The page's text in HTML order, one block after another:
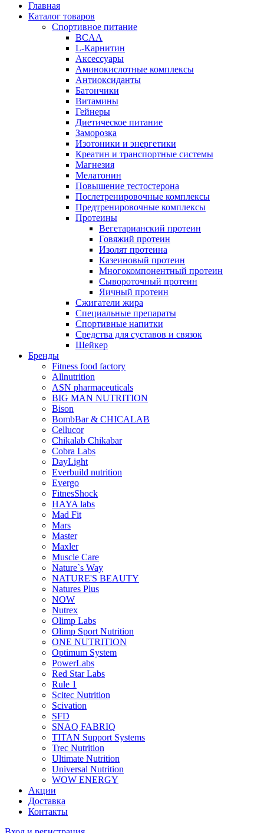
Главная
Каталог товаров
Спортивное питание
BCAA
L-Карнитин
Аксессуары
Аминокислотные комплексы
Антиоксиданты
Батончики
Витамины
Гейнеры
Диетическое питание
Заморозка
Изотоники и энергетики
Креатин и транспортные системы
Магнезия
Мелатонин
Повышение тестостерона
Послетренировочные комплексы
Предтренировочные комплексы
Протеины
Вегетарианский протеин
Говяжий протеин
Изолят протеина
Казеиновый протеин
Многокомпонентный протеин
Сывороточный протеин
Яичный протеин
Сжигатели жира
Специальные препараты
Спортивные напитки
Средства для суставов и связок
Шейкер
Бренды
Fitness food factory
Allnutrition
ASN pharmaceuticals
BIG MAN NUTRITION
Bison
BombBar & CHICALAB
Cellucor
Chikalab Chikabar
Cobra Labs
DayLight
Everbuild nutrition
Evergo
FitnesShock
HAYA labs
Mad Fit
Mars
Master
Maxler
Muscle Care
Nature`s Way
NATURE'S BEAUTY
Natures Plus
NOW
Nutrex
Olimp Labs
Olimp Sport Nutrition
ONE NUTRITION
Optimum System
PowerLabs
Red Star Labs
Rule 1
Scitec Nutrition
Scivation
SFD
SNAQ FABRIQ
TITAN Support Systems
Trec Nutrition
Ultimate Nutrition
Universal Nutrition
WOW ENERGY
Акции
Доставка
Контакты